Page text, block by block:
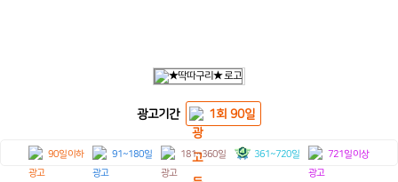
광고기간 1회 90일
90일 이하 91~180일 181~360일 361~720일 721일 이상